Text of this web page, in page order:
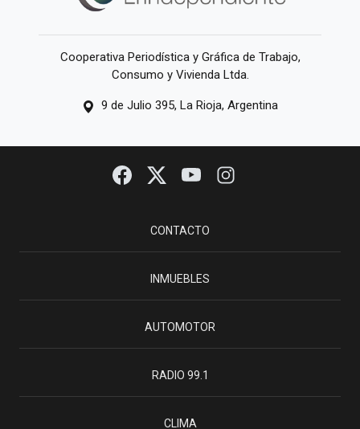
Cooperativa Periodística y Gráfica de Trabajo,
Consumo y Vivienda Ltda.
9 de Julio 395, La Rioja, Argentina
CONTACTO
INMUEBLES
AUTOMOTOR
RADIO 99.1
CLIMA